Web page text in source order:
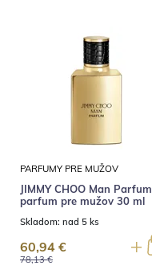
PARFUMY PRE MUŽOV
JIMMY CHOO Man Parfum
parfum pre mužov 30 ml
Skladom: nad 5 ks
78,13 €
60,94 €